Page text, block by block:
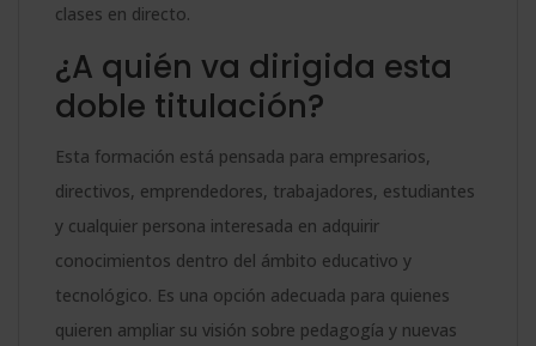
clases en directo.
¿A quién va dirigida esta
doble titulación?
Esta formación está pensada para empresarios,
directivos, emprendedores, trabajadores, estudiantes
y cualquier persona interesada en adquirir
conocimientos dentro del ámbito educativo y
tecnológico. Es una opción adecuada para quienes
quieren ampliar su visión sobre pedagogía y nuevas